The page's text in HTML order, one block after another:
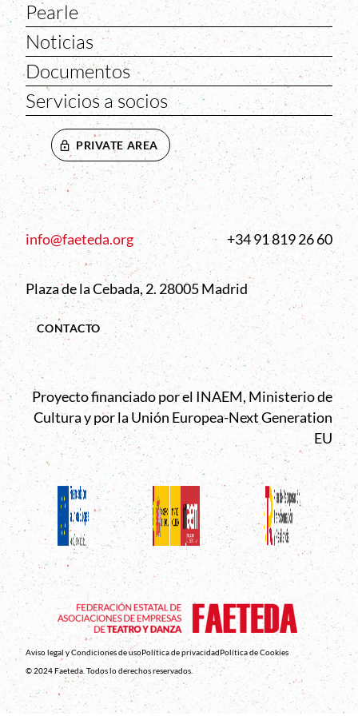
Pearle
Noticias
Documentos
Servicios a socios
PRIVATE AREA
info@faeteda.org +34 91 819 26 60
Plaza de la Cebada, 2. 28005 Madrid
CONTACTO
Proyecto financiado por el INAEM, Ministerio de
Cultura y por la Unión Europea-Next Generation
EU
Aviso legal y Condiciones de usoPolítica de privacidadPolítica de Cookies
© 2024 Faeteda. Todos lo derechos reservados.